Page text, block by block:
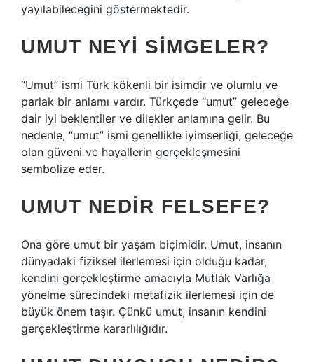
yayılabileceğini göstermektedir.
UMUT NEYI SIMGELER?
“Umut” ismi Türk kökenli bir isimdir ve olumlu ve
parlak bir anlamı vardır. Türkçede “umut” geleceğe
dair iyi beklentiler ve dilekler anlamına gelir. Bu
nedenle, “umut” ismi genellikle iyimserliği, geleceğe
olan güveni ve hayallerin gerçekleşmesini
sembolize eder.
UMUT NEDIR FELSEFE?
Ona göre umut bir yaşam biçimidir. Umut, insanın
dünyadaki fiziksel ilerlemesi için olduğu kadar,
kendini gerçekleştirme amacıyla Mutlak Varlığa
yönelme sürecindeki metafizik ilerlemesi için de
büyük önem taşır. Çünkü umut, insanın kendini
gerçekleştirme kararlılığıdır.